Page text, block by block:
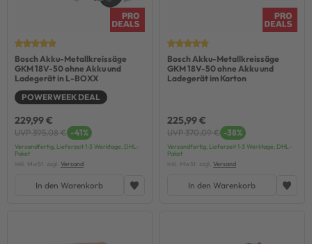
Bosch Akku-Metallkreissäge
GKM 18V-50 ohne Akku und
Ladegerät in L-BOXX
POWERWEEK DEAL
229,99 €
UVP 395,08 € -41%
Versandfertig, Lieferzeit 1-3 Werktage, DHL-
Paket
inkl. MwSt. zzgl. Versand
In den Warenkorb
Bosch Akku-Metallkreissäge
GKM 18V-50 ohne Akku und
Ladegerät im Karton
225,99 €
UVP 370,09 € -38%
Versandfertig, Lieferzeit 1-3 Werktage, DHL-
Paket
inkl. MwSt. zzgl. Versand
In den Warenkorb